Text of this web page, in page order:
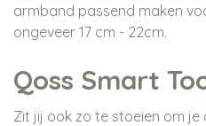
armband passend maken
ongeveer 17 cm - 22cm.
Qoss Smart
Zit jij ook zo te stoeien om